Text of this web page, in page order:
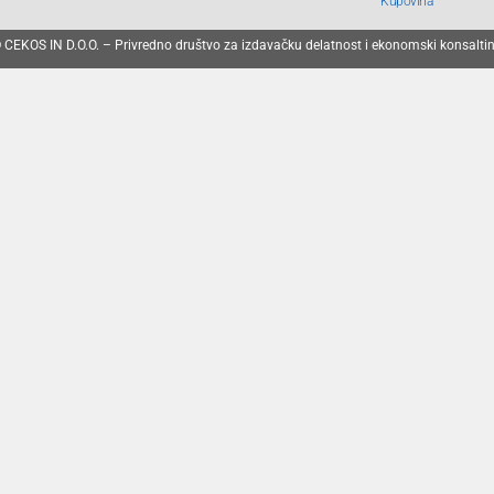
IN D.O.O. – Privredno društvo za izdavačku delatnost i ekonomski